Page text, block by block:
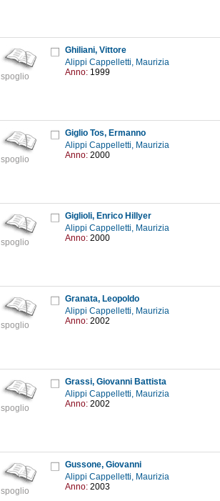
spoglio
Ghiliani, Vittore
Alippi Cappelletti, Maurizia
Anno: 1999
spoglio
Giglio Tos, Ermanno
Alippi Cappelletti, Maurizia
Anno: 2000
spoglio
Giglioli, Enrico Hillyer
Alippi Cappelletti, Maurizia
Anno: 2000
spoglio
Granata, Leopoldo
Alippi Cappelletti, Maurizia
Anno: 2002
spoglio
Grassi, Giovanni Battista
Alippi Cappelletti, Maurizia
Anno: 2002
spoglio
Gussone, Giovanni
Alippi Cappelletti, Maurizia
Anno: 2003